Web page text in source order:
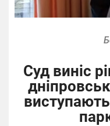
Суд виніс